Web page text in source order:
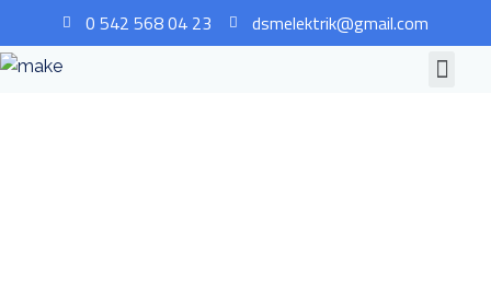
0 542 568 04 23 dsmelektrik@gmail.com